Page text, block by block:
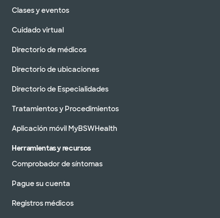
Clases y eventos
Cuidado virtual
Directorio de médicos
Directorio de ubicaciones
Directorio de Especialidades
Tratamientos y Procedimientos
Aplicación móvil MyBSWHealth
Herramientas y recursos
Comprobador de síntomas
Pague su cuenta
Registros médicos